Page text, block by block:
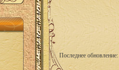
Последнее обновление: